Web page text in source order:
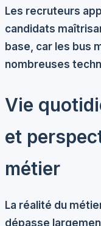
Les recruteurs
candidats
base, car les bus
nombreuses
Vie
et
métier
La réalité du
dépasse